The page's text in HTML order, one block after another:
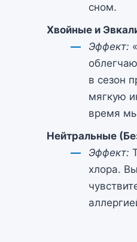
сном.
Хвойные и
Эффект:
в сезон
мягкую
время
Нейтральные
Эффект:
хлора.